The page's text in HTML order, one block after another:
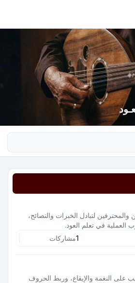
والمحترفين لتبادل الخبرات والنصائح،
العملية في تعلم العود.
1مشاركات
على النغمة والإيقاع، وربط الحروف